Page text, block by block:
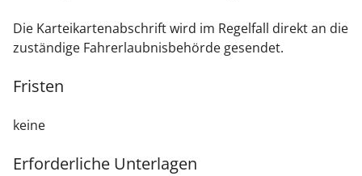
Die Karteikartenabschrift wird im Regelfall direkt an die
zuständige Fahrerlaubnisbehörde gesendet.
Fristen
keine
Erforderliche Unterlagen